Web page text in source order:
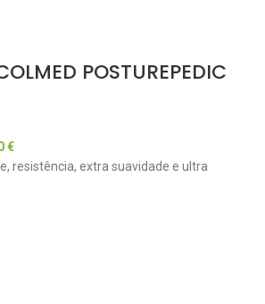
POSTUREPEDIC
€
resistência, extra suavidade e ultra